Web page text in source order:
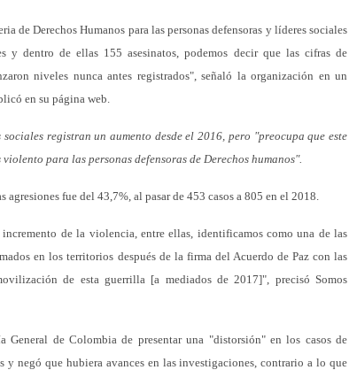
de Derechos Humanos para las personas defensoras y líderes sociales
y dentro de ellas 155 asesinatos, podemos decir que las cifras de
niveles nunca antes registrados", señaló la organización en un
en su página web.
registran un aumento desde el 2016, pero "preocupa que este
para las personas defensoras de Derechos humanos".
fue del 43,7%, al pasar de 453 casos a 805 en el 2018.
incremento de la violencia, entre ellas, identificamos como una de las
en los territorios después de la firma del Acuerdo de Paz con las
de esta guerrilla [a mediados de 2017]", precisó Somos
General de Colombia de presentar una "distorsión" en los casos de
y negó que hubiera avances en las investigaciones, contrario a lo que